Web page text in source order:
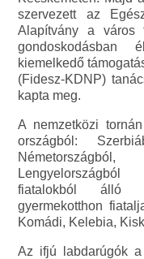
szervezett az
Alapítvány a város
gondoskodásban
kiemelkedő
(Fidesz-KDNP)
kapta meg.
A nemzetközi
országból:
fiatalokból álló
gyermekotthon
Komádi, Kelebia,
Az ifjú labdarúgók a